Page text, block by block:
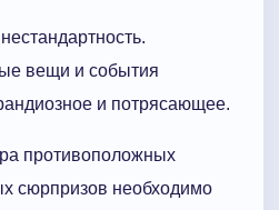
вещи и события
и потрясающее.
противоположных
сюрпризов необходимо